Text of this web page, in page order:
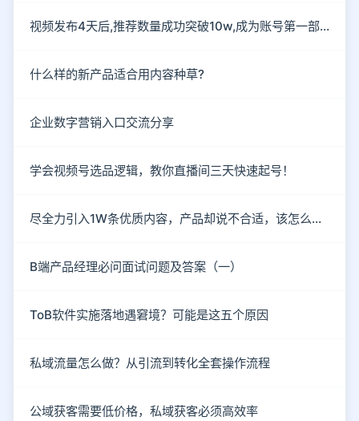
视频发布4天后,推荐数量成功突破10w,成为账号第一部爆款作
什么样的新产品适合用内容种草?
企业数字营销入口交流分享
学会视频号选品逻辑，教你直播间三天快速起号！
尽全力引入1W条优质内容，产品却说不合适，该怎么破？
B端产品经理必问面试问题及答案（一）
ToB软件实施落地遇窘境？可能是这五个原因
私域流量怎么做？从引流到转化全套操作流程
公域获客需要低价格，私域获客必须高效率